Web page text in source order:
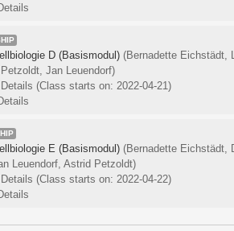
D (Basismodul) (Bernadette Eichstädt,
Jan Leuendorf)
(Class starts on: 2022-04-21)
E (Basismodul) (Bernadette Eichstädt,
Leuendorf, Astrid Petzoldt)
(Class starts on: 2022-04-22)